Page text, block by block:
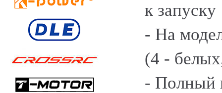
к запуску
- На
(4 -
- Полный